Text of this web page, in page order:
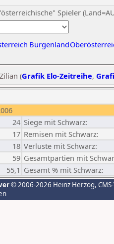
Spieler
Burgenland
(Grafik Elo-Zeitreihe,
24 Siege mit Schwarz:
17 Remisen mit Schwarz:
18 Verluste mit Schwarz:
59 Gesamtpartien mit
55,1 Gesamt % mit Schwarz:
© 2006-2026 Heinz Herzog,